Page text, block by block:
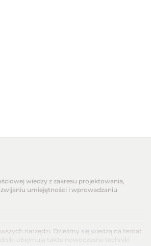
wiedzy z zakresu projektowania,
umiejętności i wprowadzaniu
narzędzi. Dzielimy się wiedzą na temat
obejmują także nowoczesne techniki